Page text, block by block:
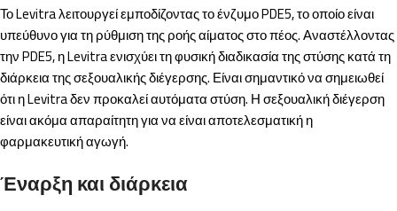
Το Levitra λειτουργεί εμποδίζοντας το ένζυμο PDE5, το οποίο είναι
υπεύθυνο για τη ρύθμιση της ροής αίματος στο πέος. Αναστέλλοντας
την PDE5, η Levitra ενισχύει τη φυσική διαδικασία της στύσης κατά τη
διάρκεια της σεξουαλικής διέγερσης. Είναι σημαντικό να σημειωθεί
ότι η Levitra δεν προκαλεί αυτόματα στύση. Η σεξουαλική διέγερση
είναι ακόμα απαραίτητη για να είναι αποτελεσματική η
φαρμακευτική αγωγή.
Έναρξη και διάρκεια